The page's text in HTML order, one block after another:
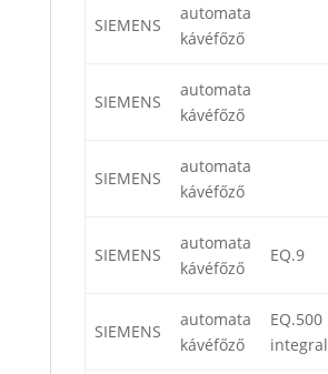
SIEMENS
automata
kávéfőző
SIEMENS
automata
kávéfőző
SIEMENS
automata
kávéfőző
SIEMENS
automata
kávéfőző
EQ.9
SIEMENS
automata
kávéfőző
EQ.500
integral